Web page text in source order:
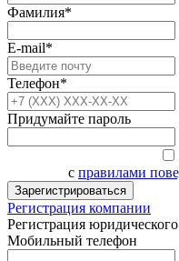
Фамилия*
E-mail*
Телефон*
Придумайте пароль
с правилами
Зарегистрироваться
Регистрация компании
Регистрация
Мобильный телефон